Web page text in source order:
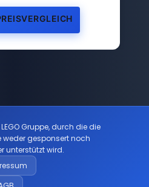
Gruppe, durch die die
weder gesponsert noch
unterstützt wird.